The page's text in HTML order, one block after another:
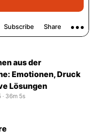
aus der
Emotionen, Druck
Lösungen
‧ 36m 5s